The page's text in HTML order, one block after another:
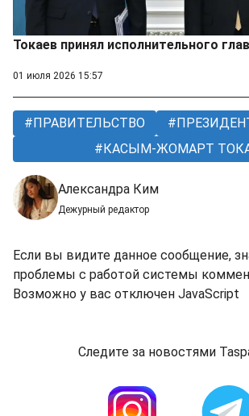
Токаев принял исполнительного
01 июля 2026 15:57
ПРАВИТЕЛЬСТВО
КАСЫМ-ЖОМАРТ
Александра Ким
Дежурный редактор
Если вы видите данное сообщение,
проблемы с работой системы
Возможно у вас отключен JavaScript
Следите за новостями